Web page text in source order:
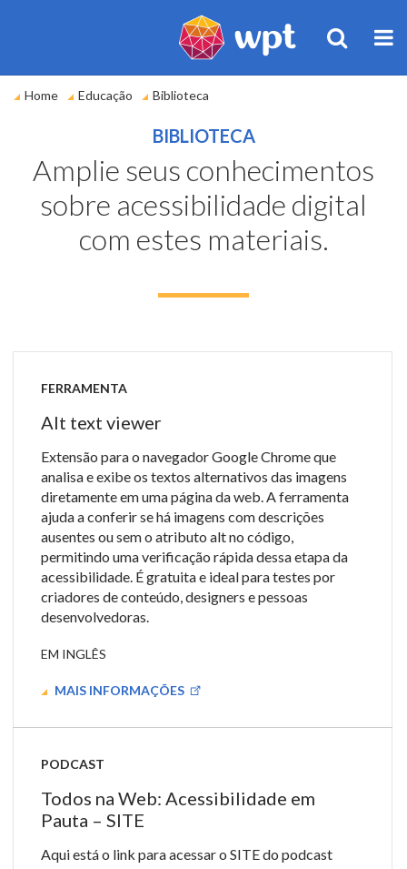
BUSCA
está
Home Educação Biblioteca
BIBLIOTECA
Amplie seus conhecimentos
sobre acessibilidade digital
com estes materiais.
FERRAMENTA
Alt text viewer
Extensão para o navegador Google Chrome que
analisa e exibe os textos alternativos das imagens
diretamente em uma página da web. A ferramenta
ajuda a conferir se há imagens com descrições
ausentes ou sem o atributo alt no código,
permitindo uma verificação rápida dessa etapa da
acessibilidade. É gratuita e ideal para testes por
criadores de conteúdo, designers e pessoas
desenvolvedoras.
EM INGLÊS
MAIS INFORMAÇÕES
PODCAST
Todos na Web: Acessibilidade em
Pauta – SITE
Aqui está o link para acessar o SITE do podcast